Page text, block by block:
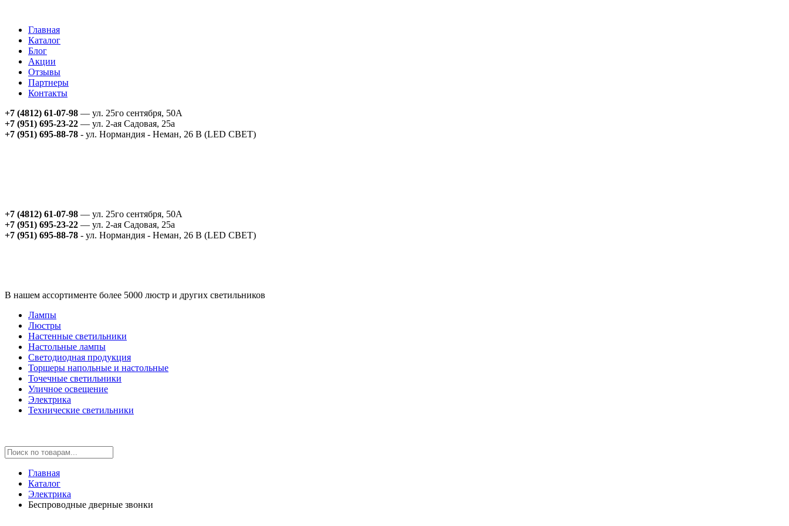
Главная
Каталог
Блог
Акции
Отзывы
Партнеры
Контакты
+7 (4812) 61-07-98 — ул. 25го сентября, 50А
+7 (951) 695-23-22 — ул. 2-ая Садовая, 25а
+7 (951) 695-88-78 - ул. Нормандия - Неман, 26 В (LED СВЕТ)
+7 (4812) 61-07-98 — ул. 25го сентября, 50А
+7 (951) 695-23-22 — ул. 2-ая Садовая, 25а
+7 (951) 695-88-78 - ул. Нормандия - Неман, 26 В (LED СВЕТ)
В нашем ассортименте более 5000 люстр и других светильников
Лампы
Люстры
Настенные светильники
Настольные лампы
Светодиодная продукция
Торшеры напольные и настольные
Точечные светильники
Уличное освещение
Электрика
Технические светильники
Главная
Каталог
Электрика
Беспроводные дверные звонки